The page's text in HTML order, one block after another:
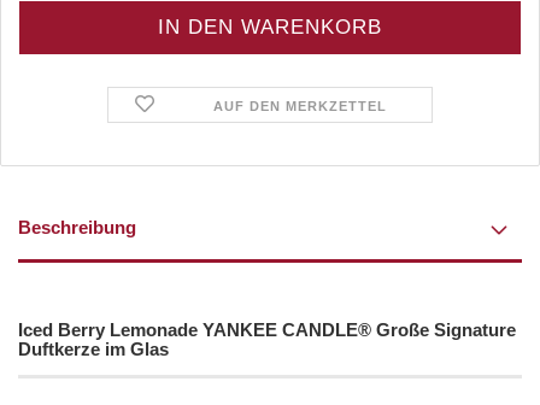
AUF DEN MERKZETTEL
Beschreibung
Iced Berry Lemonade YANKEE CANDLE® Große Signature
Duftkerze im Glas